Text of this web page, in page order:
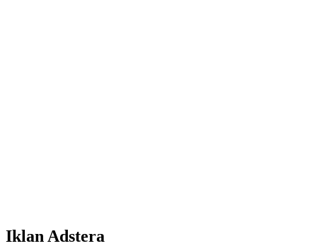
Iklan Adstera